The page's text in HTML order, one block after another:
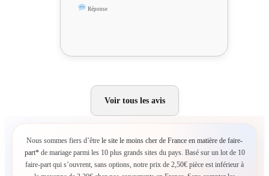
Réponse
Voir tous les avis
Nous sommes fiers d’être le site le moins cher de France en matière de faire-
part*de mariage parmi les 10 plus grands sites du pays. Basé sur un lot de 10
faire-part qui s’ouvrent, sans options, notre prix de 2,50€ pièce est inférieur à